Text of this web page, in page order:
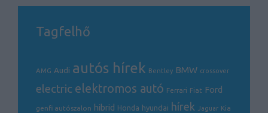
Tagfelhő
AMG Audi autós hírek Bentley BMW crossover
electric elektromos autó Ferrari Fiat Ford
genfi autószalon hibrid Honda hyundai hírek Jaguar Kia